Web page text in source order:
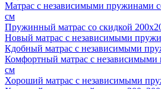
Матрас с независимыми пружинами
см
Пружинный матрас со скидкой
Новый матрас с независимыми
Кдобный матрас с независимыми
Комфортный матрас с
см
Хороший матрас с независимыми